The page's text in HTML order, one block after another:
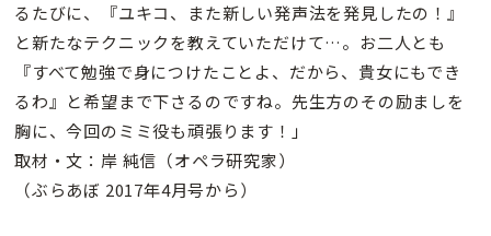
るたびに、『ユキコ、また新しい発声法を発見したの！』
と新たなテクニックを教えていただけて…。お二人とも
『すべて勉強で身につけたことよ、だから、貴女にもでき
るわ』と希望まで下さるのですね。先生方のその励ましを
胸に、今回のミミ役も頑張ります！」
取材・文：岸 純信（オペラ研究家）
（ぶらあぼ 2017年4月号から）